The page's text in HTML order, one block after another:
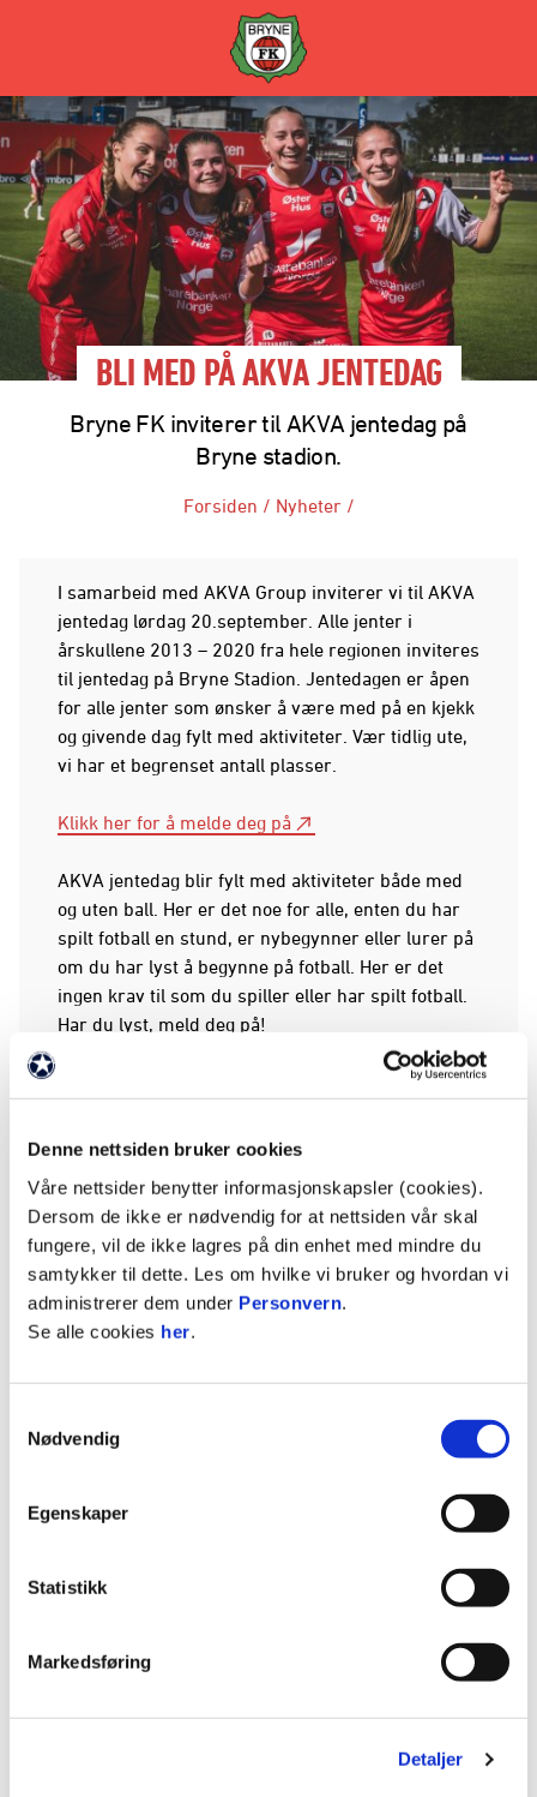
Denne nettsiden bruker cookies
Våre nettsider benytter informasjonskapsler (cookies).
Dersom de ikke er nødvendig for at nettsiden vår skal
fungere, vil de ikke lagres på din enhet med mindre du
samtykker til dette. Les om hvilke vi bruker og hvordan vi
administrerer dem under Personvern.
Se alle cookies her.
Nødvendig
Egenskaper
Statistikk
Markedsføring
Detaljer
BLI MED PÅ AKVA JENTEDAG
Bryne FK inviterer til AKVA jentedag på
Bryne stadion.
Forsiden / Nyheter /
I samarbeid med AKVA Group inviterer vi til AKVA
jentedag lørdag 20.september. Alle jenter i
årskullene 2013 – 2020 fra hele regionen inviteres
til jentedag på Bryne Stadion. Jentedagen er åpen
for alle jenter som ønsker å være med på en kjekk
og givende dag fylt med aktiviteter. Vær tidlig ute,
vi har et begrenset antall plasser.
Klikk her for å melde deg på
AKVA jentedag blir fylt med aktiviteter både med
og uten ball. Her er det noe for alle, enten du har
spilt fotball en stund, er nybegynner eller lurer på
om du har lyst å begynne på fotball. Her er det
ingen krav til som du spiller eller har spilt fotball.
Har du lyst, meld deg på!
Dagen vil inneholde, dans, musikk, aktiviteter med
lags spillere på damelaget komme innom i
Praktisk informasjon:
Tid:Lørdag 20. september
Sted:Aarbakkebanen og Jærhallen
Oppmøte/registrering:Fra kl 09:40 ute ved
Aarbakkebanen
10:00 - 12:30 - Jenter 2020 - 2017
10:00 - 14:00 - Jenter 2016 - 2013
Gratis påmelding, men vi har et bregenset antall
12:30.
Alle som deltar vil få utlevert treningsskjorte med